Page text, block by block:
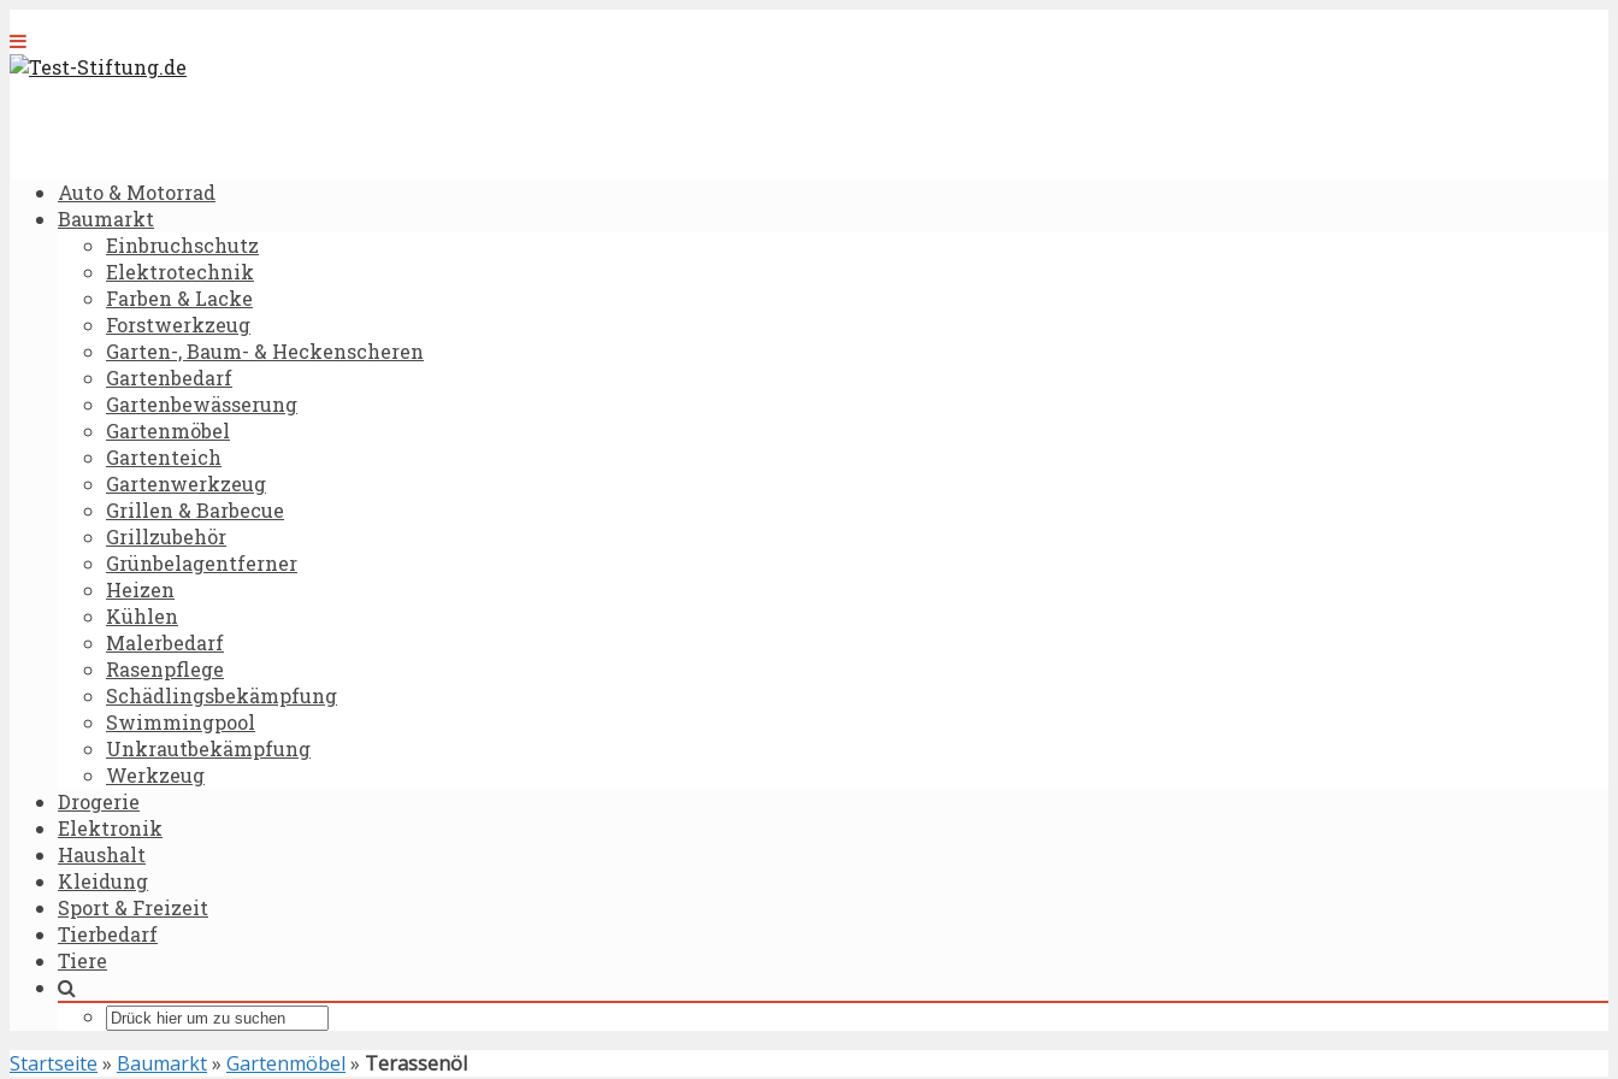
Auto & Motorrad
Baumarkt
Einbruchschutz
Elektrotechnik
Farben & Lacke
Forstwerkzeug
Garten-, Baum- & Heckenscheren
Gartenbedarf
Gartenbewässerung
Gartenmöbel
Gartenteich
Gartenwerkzeug
Grillen & Barbecue
Grillzubehör
Grünbelagentferner
Heizen
Kühlen
Malerbedarf
Rasenpflege
Schädlingsbekämpfung
Swimmingpool
Unkrautbekämpfung
Werkzeug
Drogerie
Elektronik
Haushalt
Kleidung
Sport & Freizeit
Tierbedarf
Tiere
Startseite » Baumarkt» Gartenmöbel » Terassenöl